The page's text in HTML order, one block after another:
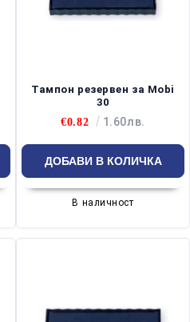
Тампон резервен за Mobi
30
€0.82
1.60лв.
В наличност